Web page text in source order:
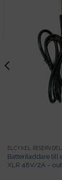
ELCYKEL
Batteriladdare till
XLR 48V/2A –